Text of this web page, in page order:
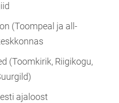
(Toompeal ja all-
(Toomkirik, Riigikogu,
ajaloost